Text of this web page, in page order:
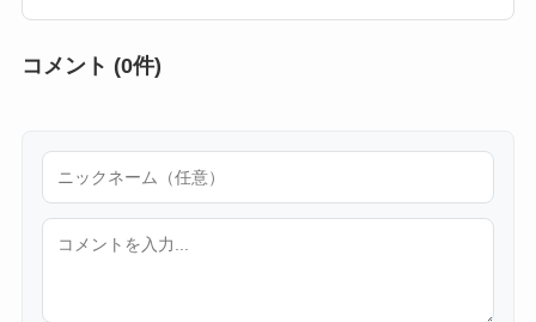
コメント (0件)